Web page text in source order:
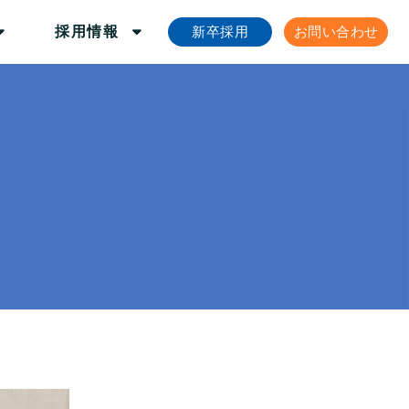
お問い合わせ
新卒採用
採用情報